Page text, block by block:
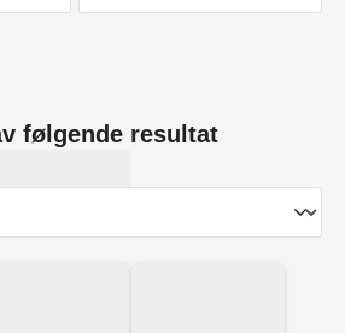
følgende resultat